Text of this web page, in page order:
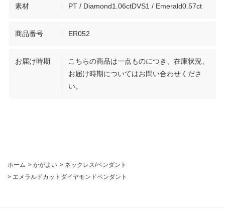
素材 PT / Diamond1.06ctDVS1 / Emerald0.57ct
商品番号 ER052
お届け時期
こちらの商品は一点ものにつき、在庫状況、
お届け時期についてはお問い合わせくださ
い。
ホーム > かがよい > ネックレス/ペンダント
> エメラルドカットダイヤモンドペンダント